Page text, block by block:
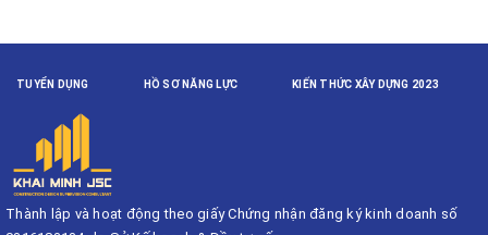
TUYỂN DỤNG HỒ SƠ NĂNG LỰC KIẾN THỨC XÂY DỰNG 2023
Thành lập và hoạt động theo giấy Chứng nhận đăng ký kinh doanh số